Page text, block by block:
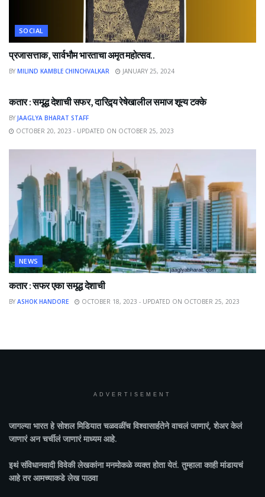
SOCIAL
प्रजासत्ताक, सार्वभौम भारताचा अमृत महोत्सव..
BY MILIND KAMBLE CHINCHVALKAR JANUARY 25, 2024
कतार : समृद्ध देशाची सफर, दारिद्र्य रेषेखालील समाज शून्य टक्के
BY JAAGLYA BHARAT STAFF
OCTOBER 20, 2023 - UPDATED ON OCTOBER 25, 2023
NEWS
कतार : सफर एका समृद्ध देशाची
BY ASHOK HANDORE OCTOBER 18, 2023 - UPDATED ON OCTOBER 25, 2023
ADVERTISEMENT
जागल्या भारतहे सोशल मिडियात चळवळींच विश्वासार्हतेने वाचलं जाणारं, शेअर केलं
जाणारं अन चर्चीलं जाणारं माध्यम आहे.
इथं संविधानवादी विवेकी लेखकांना मनमोकळे व्यक्त होता येतं. तुम्हाला काही मांडायचं
आहे तर आमच्याकडे लेख पाठवा